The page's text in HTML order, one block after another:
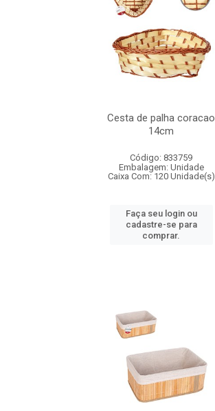
Cesta de palha coracao
14cm
Código: 833759
Embalagem: Unidade
Caixa Com: 120 Unidade(s)
Faça seu login ou
cadastre-se para
comprar.